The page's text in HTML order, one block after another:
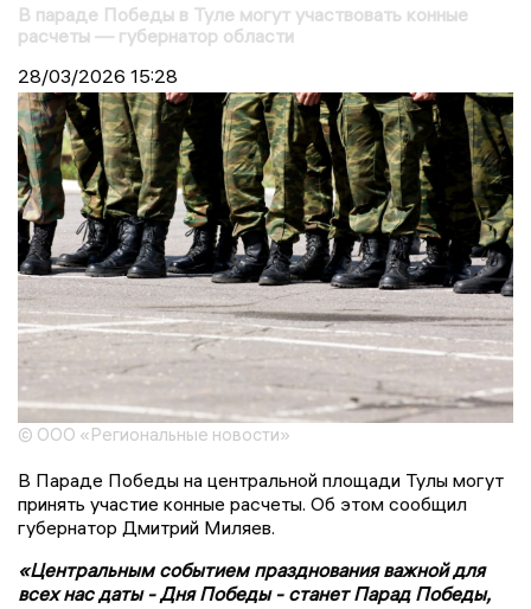
В параде Победы в Туле могут участвовать конные
расчеты — губернатор области
28/03/2026 15:28
© ООО «Региональные новости»
В Параде Победы на центральной площади Тулы могут
принять участие конные расчеты. Об этом сообщил
губернатор Дмитрий Миляев.
«Центральным событием празднования важной для
всех нас даты - Дня Победы - станет Парад Победы,